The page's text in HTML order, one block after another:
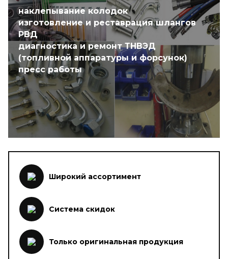
наклепывание колодок
изготовление и реставрация шлангов
РВД
диагностика и ремонт ТНВЭД
(топливной аппаратуры и форсунок)
пресс работы
Широкий ассортимент
Система скидок
Только оригинальная продукция